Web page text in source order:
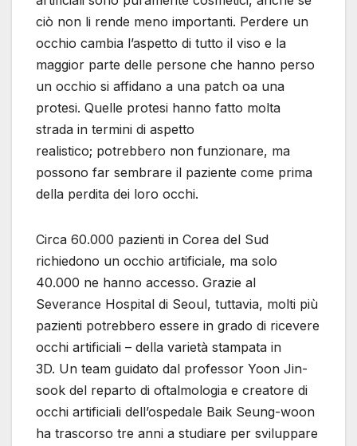
ciò non li rende meno importanti. Perdere un
occhio cambia l’aspetto di tutto il viso e la
maggior parte delle persone che hanno perso
un occhio si affidano a una patch oa una
protesi. Quelle protesi hanno fatto molta
strada in termini di aspetto
realistico; potrebbero non funzionare, ma
possono far sembrare il paziente come prima
della perdita dei loro occhi.
Circa 60.000 pazienti in Corea del Sud
richiedono un occhio artificiale, ma solo
40.000 ne hanno accesso. Grazie al
Severance Hospital di Seoul, tuttavia, molti più
pazienti potrebbero essere in grado di ricevere
occhi artificiali – della varietà stampata in
3D. Un team guidato dal professor Yoon Jin-
sook del reparto di oftalmologia e creatore di
occhi artificiali dell’ospedale Baik Seung-woon
ha trascorso tre anni a studiare per sviluppare